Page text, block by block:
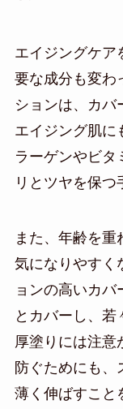
エイジングケア
要な成分も変わ
ションは、カバ
エイジング肌に
ラーゲンやビタ
リとツヤを保つ
また、年齢を
気になりやすく
ョンの高いカバ
とカバーし、若
厚塗りには注意
防ぐためにも、
薄く伸ばすこと